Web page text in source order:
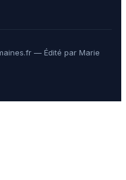
— Édité par Marie